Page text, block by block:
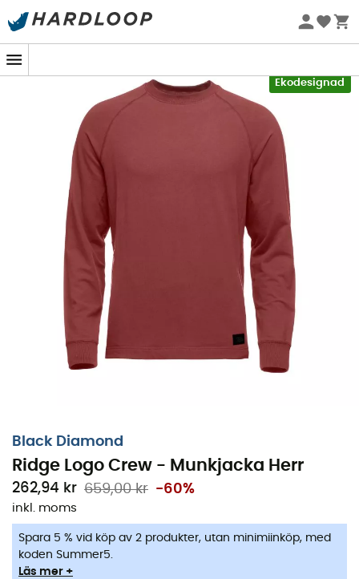
Sommarerbjudanden 🔥 -5 % EXTRA vid köp av 2 produkter*
Ekodesignad
Black Diamond
Ridge Logo Crew - Munkjacka Herr
262,94 kr 659,00 kr -60%
inkl. moms
Spara 5 % vid köp av 2 produkter, utan minimiinköp, med
koden Summer5.
Läs mer +